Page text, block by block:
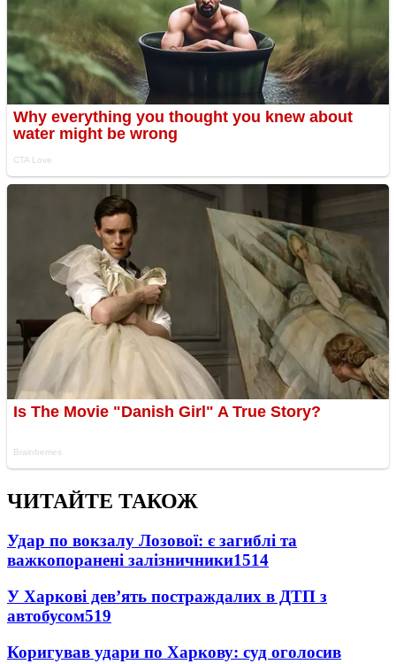
ЧИТАЙТЕ ТАКОЖ
Удар по вокзалу Лозової: є загиблі та
важкопоранені залізничники1514
У Харкові дев’ять постраждалих в ДТП з
автобусом519
Коригував удари по Харкову: суд оголосив